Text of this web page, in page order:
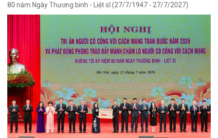
80 năm Ngày Thương binh - Liệt sĩ (27/7/1947 - 27/7/2027).